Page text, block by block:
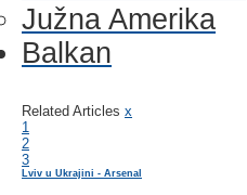
Južna Amerika
Balkan
Related Articles x
1
2
3
Lviv u Ukrajini - Arsenal